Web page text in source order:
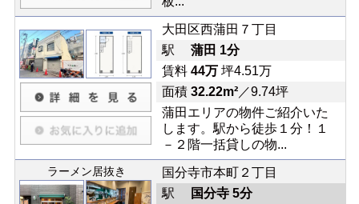
大田区西蒲田７丁目
駅 蒲田 1分
賃料 44万坪4.51万
面積 32.22m²／9.74坪
蒲田エリアの物件ご紹介いた
します。駅から徒歩１分！１
－２階一括貸しの物...
ラーメン居抜き
国分寺市本町２丁目
駅
国分寺 5分